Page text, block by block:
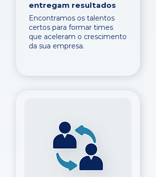
entregam resultados
Encontramos os talentos
certos para formar times
que aceleram o crescimento
da sua empresa.